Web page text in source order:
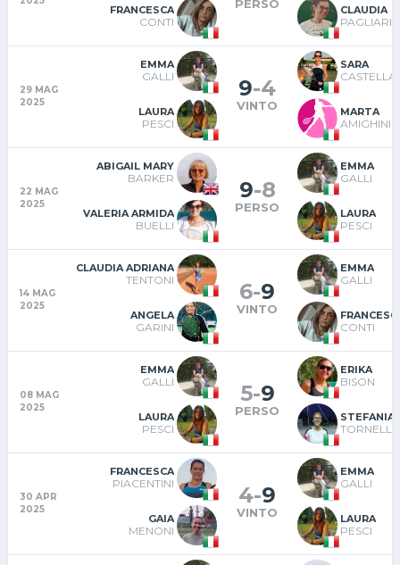
FRANCESCA
CONTI
PERSO CLAUDIA
29 MAG
2025
EMMA
GALLI
LAURA
PESCI
9-4
VINTO
SARA
MARTA
AMIGHINI
22 MAG
2025
ABIGAIL MARY
BARKER
VALERIA ARMIDA
BUELLI
9-8
PERSO
EMMA
GALLI
LAURA
PESCI
14 MAG
2025
CLAUDIA ADRIANA
TENTONI
ANGELA
GARINI
6-9
VINTO
EMMA
GALLI
CONTI
08 MAG
2025
EMMA
GALLI
LAURA
PESCI
5-9
PERSO
ERIKA
BISON
STEFANIA
TORNELLI
30 APR
2025
FRANCESCA
PIACENTINI
GAIA
MENONI
4-9
VINTO
EMMA
GALLI
LAURA
PESCI